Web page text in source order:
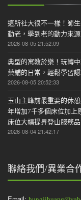
這所社大很不一樣！師
動老，學到老的動力來源
2026-08-05 21:52:09
典型的寓教於樂！玩轉
藥鋪的日常，輕鬆學習認
2026-08-05 20:52:33
玉山主峰前最重要的休
年增加7千多個床位加上
床位大幅提昇登山服務品
2026-08-04 21:42:17
聯絡我們/異業合